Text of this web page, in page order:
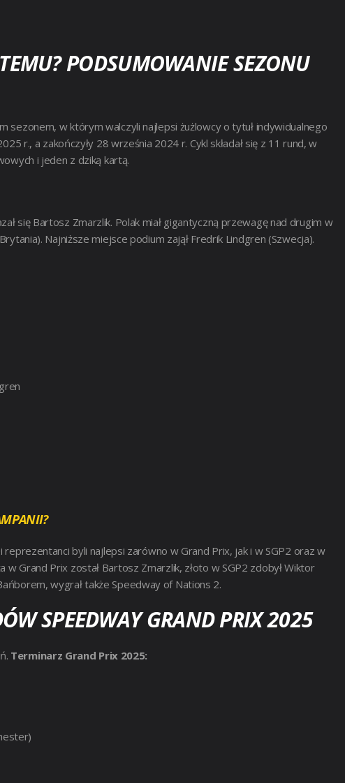
PODSUMOWANIE SEZONU
sezonem, w którym walczyli najlepsi żużlowcy o tytuł indywidualnego
r., a zakończyły 28 września 2024 r. Cykl składał się z 11 rund, w
i jeden z dziką kartą.
się Bartosz Zmarzlik. Polak miał gigantyczną przewagę nad drugim w
Najniższe miejsce podium zajął Fredrik Lindgren (Szwecja).
byli najlepsi zarówno w Grand Prix, jak i w SGP2 oraz w
Grand Prix został Bartosz Zmarzlik, złoto w SGP2 zdobył Wiktor
wygrał także Speedway of Nations 2.
SPEEDWAY GRAND PRIX 2025
Terminarz Grand Prix 2025: